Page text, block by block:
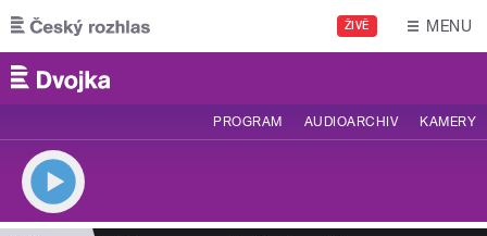
Přejít k hlavnímu obsahu
ŽIVĚ MENU
PROGRAM AUDIOARCHIV KAMERY